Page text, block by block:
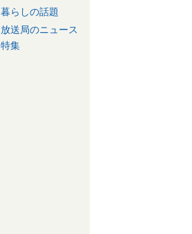
暮らしの話題
放送局のニュース
特集